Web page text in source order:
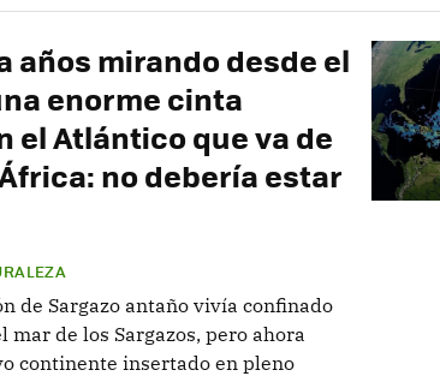
años mirando desde el
enorme cinta
el Atlántico que va de
no debería estar
de Sargazo antaño vivía confinado
mar de los Sargazos, pero ahora
continente insertado en pleno